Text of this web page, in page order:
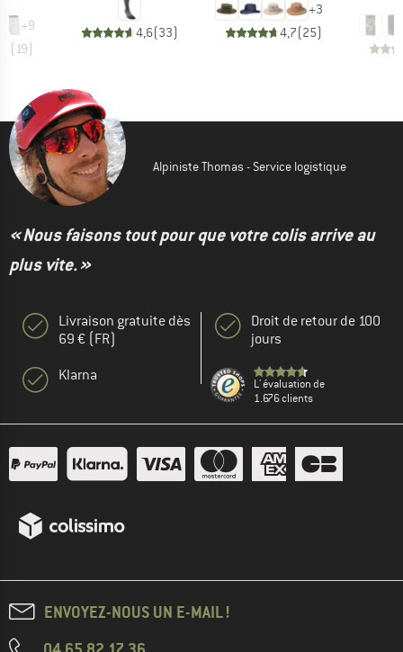
+9
(19)
4,6(33)
+3
4,7(25)
Alpiniste Thomas - Service logistique
« Nous faisons tout pour que votre colis arrive au
plus vite. »
Livraison gratuite dès
69 € (FR)
Klarna
Droit de retour de 100
jours
L' évaluation de
1.676 clients
ENVOYEZ-NOUS UN E-MAIL !